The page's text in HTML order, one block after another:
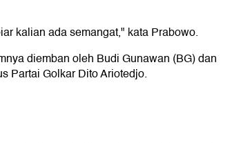
kalian ada semangat," kata Prabowo.
diemban oleh Budi Gunawan (BG) dan
Partai Golkar Dito Ariotedjo.